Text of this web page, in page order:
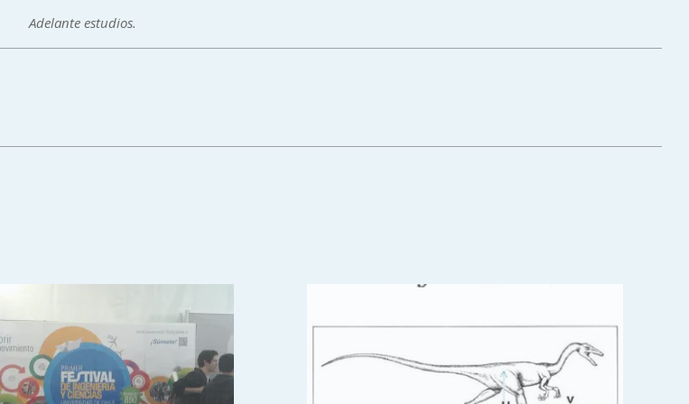
Adelante estudios.